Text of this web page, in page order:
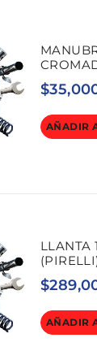
$
AÑADIR
LLANTA
$
AÑADIR